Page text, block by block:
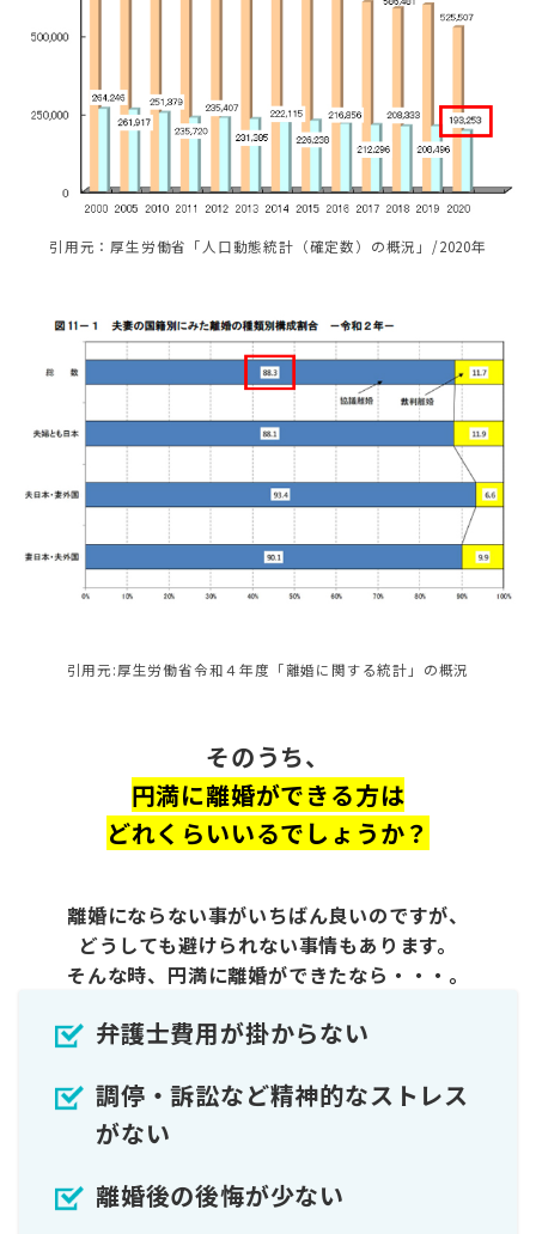
引⽤元：厚⽣労働省「⼈⼝動態統計（確定数）の概況」/2020年
引⽤元:厚⽣労働省令和４年度「離婚に関する統計」の概況
そのうち、
円満に離婚ができる方は
どれくらいいるでしょうか？
離婚にならない事がいちばん良いのですが、
どうしても避けられない事情もあります。
そんな時、円満に離婚ができたなら・・・。
弁護士費用が掛からない
調停・訴訟など精神的なストレス
がない
離婚後の後悔が少ない